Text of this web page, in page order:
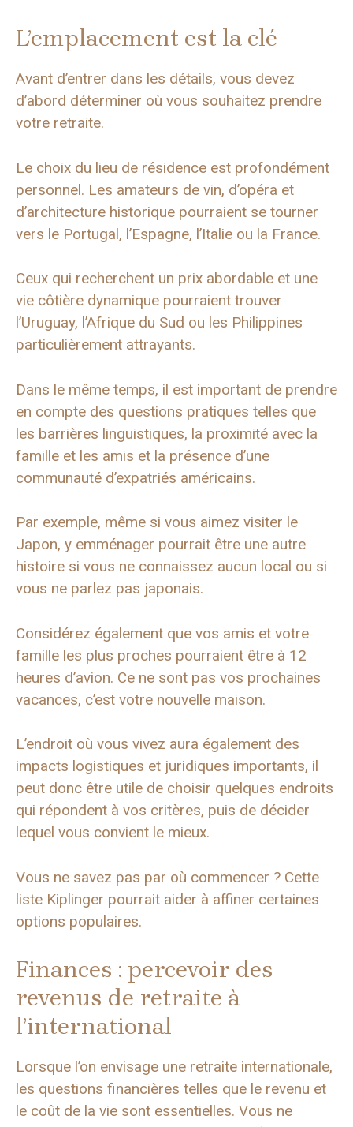
L’emplacement est la clé
Avant d’entrer dans les détails, vous devez
d’abord déterminer où vous souhaitez prendre
votre retraite.
Le choix du lieu de résidence est profondément
personnel. Les amateurs de vin, d’opéra et
d’architecture historique pourraient se tourner
vers le Portugal, l’Espagne, l’Italie ou la France.
Ceux qui recherchent un prix abordable et une
vie côtière dynamique pourraient trouver
l’Uruguay, l’Afrique du Sud ou les Philippines
particulièrement attrayants.
Dans le même temps, il est important de prendre
en compte des questions pratiques telles que
les barrières linguistiques, la proximité avec la
famille et les amis et la présence d’une
communauté d’expatriés américains.
Par exemple, même si vous aimez visiter le
Japon, y emménager pourrait être une autre
histoire si vous ne connaissez aucun local ou si
vous ne parlez pas japonais.
Considérez également que vos amis et votre
famille les plus proches pourraient être à 12
heures d’avion. Ce ne sont pas vos prochaines
vacances, c’est votre nouvelle maison.
L’endroit où vous vivez aura également des
impacts logistiques et juridiques importants, il
peut donc être utile de choisir quelques endroits
qui répondent à vos critères, puis de décider
lequel vous convient le mieux.
Vous ne savez pas par où commencer ? Cette
liste Kiplinger pourrait aider à affiner certaines
options populaires.
Finances : percevoir des
revenus de retraite à
l’international
Lorsque l’on envisage une retraite internationale,
les questions financières telles que le revenu et
le coût de la vie sont essentielles. Vous ne